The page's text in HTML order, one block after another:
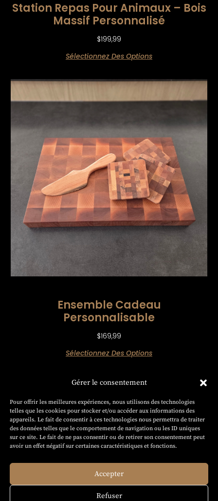
Gérer le consentement
Pour offrir les meilleures expériences, nous utilisons des technologies
telles que les cookies pour stocker et/ou accéder aux informations des
appareils. Le fait de consentir à ces technologies nous permettra de traiter
des données telles que le comportement de navigation ou les ID uniques
sur ce site. Le fait de ne pas consentir ou de retirer son consentement peut
avoir un effet négatif sur certaines caractéristiques et fonctions.
Accepter
Refuser
Station Repas Pour Animaux – Bois
Massif Personnalisé
$199,99
Sélectionnez Des Options
Ensemble Cadeau
Personnalisable
$169,99
Sélectionnez Des Options
De la planche à découper personnalisée au
pour offrir un objet luxueux, authentique et pensé
pour durer.
Projets
sur
mesure
Contactez-
nous